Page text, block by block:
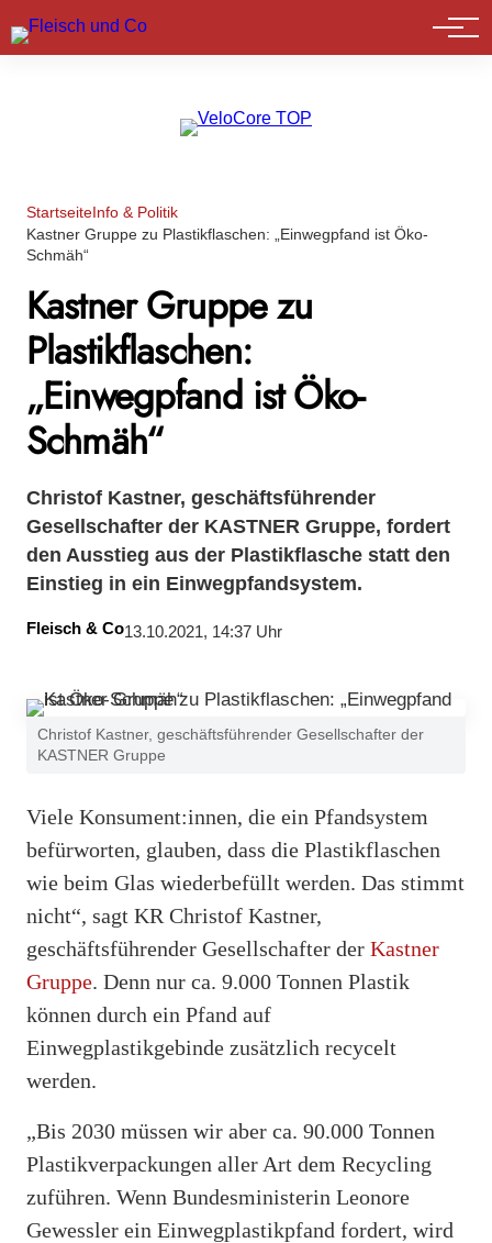
Marktführer
StartseiteInfo & Politik
Kastner Gruppe zu Plastikflaschen: „Einwegpfand ist Öko-
Schmäh“
Kastner Gruppe zu
Plastikflaschen:
„Einwegpfand ist Öko-
Schmäh“
Christof Kastner, geschäftsführender
Gesellschafter der KASTNER Gruppe, fordert
den Ausstieg aus der Plastikflasche statt den
Einstieg in ein Einwegpfandsystem.
Fleisch & Co13.10.2021, 14:37 Uhr
Christof Kastner, geschäftsführender Gesellschafter der
KASTNER Gruppe
Viele Konsument:innen, die ein Pfandsystem
befürworten, glauben, dass die Plastikflaschen
wie beim Glas wiederbefüllt werden. Das stimmt
nicht“, sagt KR Christof Kastner,
geschäftsführender Gesellschafter der Kastner
Gruppe. Denn nur ca. 9.000 Tonnen Plastik
können durch ein Pfand auf
Einwegplastikgebinde zusätzlich recycelt
werden.
„Bis 2030 müssen wir aber ca. 90.000 Tonnen
Plastikverpackungen aller Art dem Recycling
zuführen. Wenn Bundesministerin Leonore
Gewessler ein Einwegplastikpfand fordert, wird